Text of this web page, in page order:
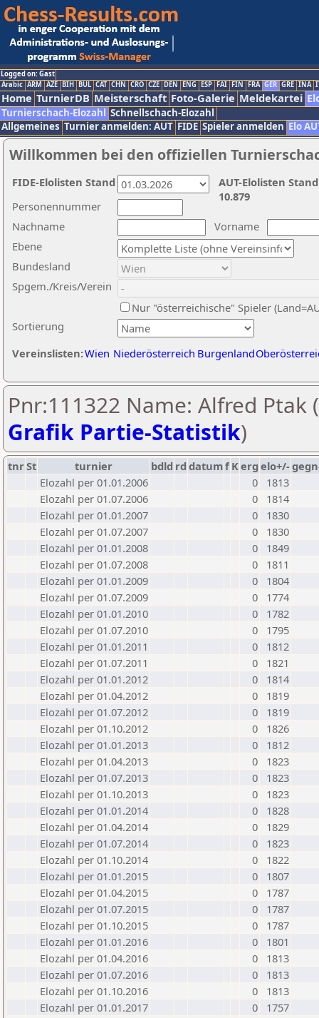
Logged on: Gast
Arabic ARM AZE BIH BUL CAT CHN CRO CZE DEN ENG ESP FAI FIN FRA GER GRE INA
Home TurnierDB Meisterschaft Foto-Galerie Meldekartei
Turnierschach-Elozahl Schnellschach-Elozahl
Allgemeines Turnier anmelden: AUT FIDE Spieler anmelden Elo
Willkommen bei den offiziellen
Nachname
Vorname
Ebene
Sortierung
Personennummer
Bundesland
Spgem./Kreis/Verein
Nur "österreichische" Spieler
Vereinslisten:Wien Niederösterreich Burgenland
AUT-Elolisten
10.879
FIDE-Elolisten Stand
Pnr:111322 Name: Alfred Ptak (
Grafik Partie-Statistik)
tnrSt turnier bdld rd datumf Kerg elo+/-
Elozahl per 01.01.2006
0
1813
Elozahl per 01.07.2006
0
1814
Elozahl per 01.01.2007
0
1830
Elozahl per 01.07.2007
0
1830
Elozahl per 01.01.2008
0
1849
Elozahl per 01.07.2008
0
1811
Elozahl per 01.01.2009
0
1804
Elozahl per 01.07.2009
0
1774
Elozahl per 01.01.2010
0
1782
Elozahl per 01.07.2010
0
1795
Elozahl per 01.01.2011
0
1812
Elozahl per 01.07.2011
0
1821
Elozahl per 01.01.2012
0
1814
Elozahl per 01.04.2012
0
1819
Elozahl per 01.07.2012
0
1819
Elozahl per 01.10.2012
0
1826
Elozahl per 01.01.2013
0
1812
Elozahl per 01.04.2013
0
1823
Elozahl per 01.07.2013
0
1823
Elozahl per 01.10.2013
0
1823
Elozahl per 01.01.2014
0
1828
Elozahl per 01.04.2014
0
1829
Elozahl per 01.07.2014
0
1823
Elozahl per 01.10.2014
0
1822
Elozahl per 01.01.2015
0
1807
Elozahl per 01.04.2015
0
1787
Elozahl per 01.07.2015
0
1787
Elozahl per 01.10.2015
0
1787
Elozahl per 01.01.2016
0
1801
Elozahl per 01.04.2016
0
1813
Elozahl per 01.07.2016
0
1813
Elozahl per 01.10.2016
0
1813
Elozahl per 01.01.2017
0
1757